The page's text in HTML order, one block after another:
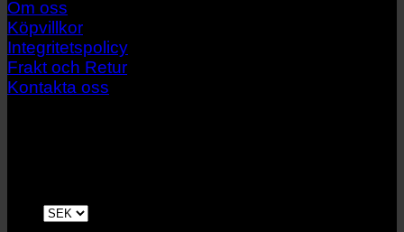
Om oss
Köpvillkor
Integritetspolicy
Frakt och Retur
Kontakta oss